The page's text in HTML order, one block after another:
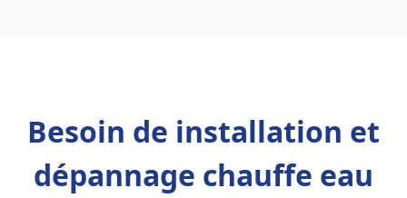
Besoin de installation et
dépannage chauffe eau